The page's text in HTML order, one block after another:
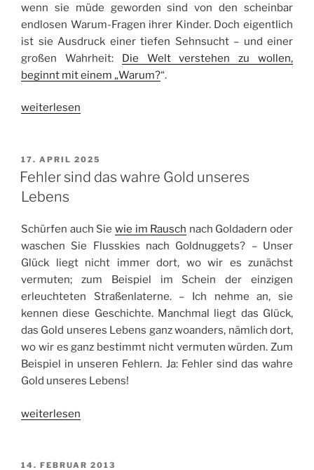
wenn sie müde geworden sind von den scheinbar
endlosen Warum-Fragen ihrer Kinder. Doch eigentlich
ist sie Ausdruck einer tiefen Sehnsucht – und einer
großen Wahrheit: Die Welt verstehen zu wollen,
beginnt mit einem „Warum?“.
„Warum
Banane
krumm?
II“
weiterlesen
VERÖFFENTLICHT
AM
17. APRIL 2025
Fehler sind das wahre Gold unseres
Lebens
Schürfen auch Sie wie im Rausch nach Goldadern oder
waschen Sie Flusskies nach Goldnuggets? – Unser
Glück liegt nicht immer dort, wo wir es zunächst
vermuten; zum Beispiel im Schein der einzigen
erleuchteten Straßenlaterne. – Ich nehme an, sie
kennen diese Geschichte. Manchmal liegt das Glück,
das Gold unseres Lebens ganz woanders, nämlich dort,
wo wir es ganz bestimmt nicht vermuten würden. Zum
Beispiel in unseren Fehlern. Ja: Fehler sind das wahre
Gold unseres Lebens!
„Fehler
wahre
weiterlesen
VERÖFFENTLICHT
14. FEBRUAR 2013